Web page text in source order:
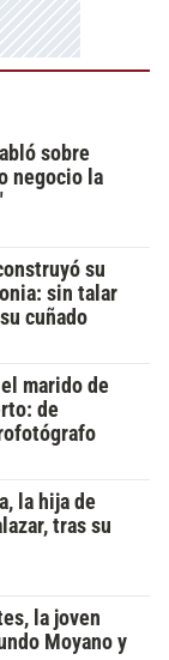
sobre
negocio la
su
sin talar
cuñado
marido de
de
la hija de
tras su
la joven
Moyano y